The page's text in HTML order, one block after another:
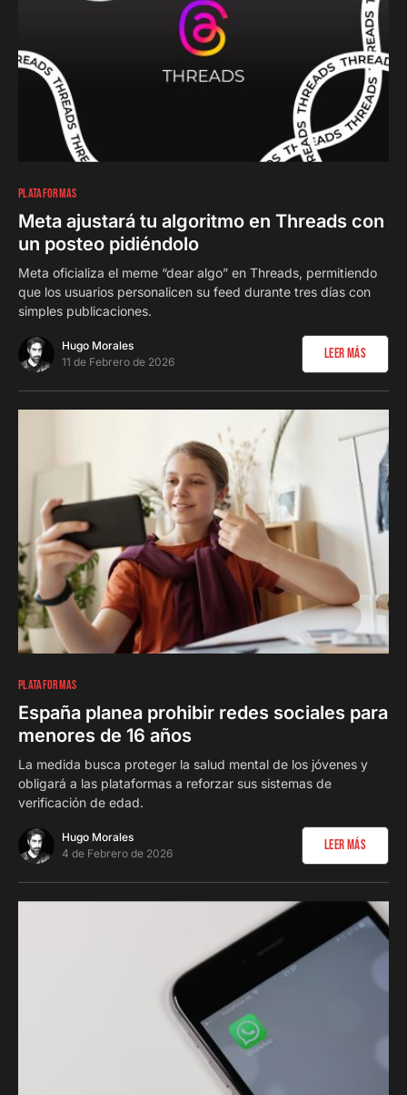
PLATAFORMAS
Meta ajustará tu algoritmo en Threads con
un posteo pidiéndolo
Meta oficializa el meme “dear algo” en Threads, permitiendo
que los usuarios personalicen su feed durante tres días con
simples publicaciones.
Hugo Morales
11 de Febrero de 2026
Leer Más
PLATAFORMAS
España planea prohibir redes sociales para
menores de 16 años
La medida busca proteger la salud mental de los jóvenes y
obligará a las plataformas a reforzar sus sistemas de
verificación de edad.
Hugo Morales
4 de Febrero de 2026
Leer Más